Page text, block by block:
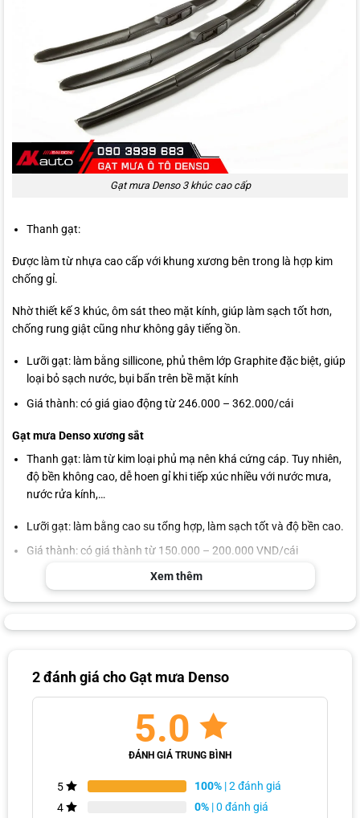
Gạt mưa Denso 3 khúc cao cấp
Thanh gạt:
Được làm từ nhựa cao cấp với khung xương bên trong là hợp kim
chống gỉ.
Nhờ thiết kế 3 khúc, ôm sát theo mặt kính, giúp làm sạch tốt hơn,
chống rung giật cũng như không gây tiếng ồn.
Lưỡi gạt: làm bằng sillicone, phủ thêm lớp Graphite đặc biệt, giúp
loại bỏ sạch nước, bụi bẩn trên bề mặt kính
Giá thành: có giá giao động từ 246.000 – 362.000/cái
Gạt mưa Denso xương sắt
Thanh gạt: làm từ kim loại phủ mạ nên khá cứng cáp. Tuy nhiên,
độ bền không cao, dễ hoen gỉ khi tiếp xúc nhiều với nước mưa,
nước rửa kính,…
Lưỡi gạt: làm bằng cao su tổng hợp, làm sạch tốt và độ bền cao.
Giá thành: có giá thành từ 150.000 – 200.000 VND/cái
Gạt mưa Denso xương mềm
Thanh gạt: là dạng gạt mưa không xương, có độ bền cao, không
Tại sao chọn gạt mưa ô tô Denso?
Khả năng làm sạch kính hiệu quả
Xem thêm
2 đánh giá choGạt mưa Denso
5.0
ĐÁNH GIÁ TRUNG BÌNH
5 100% | 2 đánh giá
4
0% | 0 đánh giá